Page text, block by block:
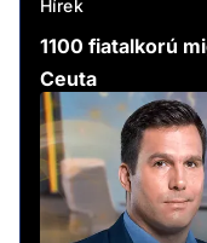
Hírek
1100 fiatalkorú
Ceuta